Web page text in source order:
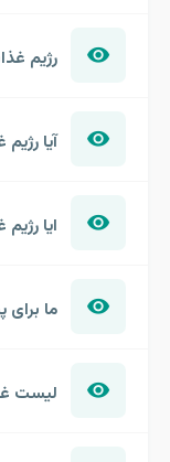
رژیم
آیا
ایا
ما برای
لیست